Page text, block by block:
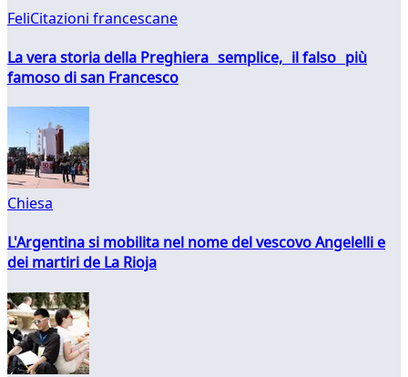
FeliCitazioni francescane
La vera storia della Preghiera semplice, il falso più
famoso di san Francesco
Chiesa
L'Argentina si mobilita nel nome del vescovo Angelelli e
dei martiri de La Rioja